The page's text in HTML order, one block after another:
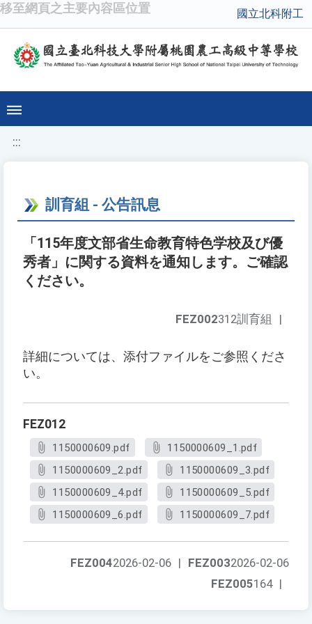
移至網頁之主要內容區位置 國立北科附工
:::
訓育組 - 公告訊息
「115年度文部省生命教育特色学校及び優
秀者」に関する資料を通知します。ご確認
ください。
FEZ002312訓育組 |
詳細については、添付ファイルをご参照くださ
い。
FEZ012
1150000609.pdf
1150000609_1.pdf
1150000609_2.pdf
1150000609_3.pdf
1150000609_4.pdf
1150000609_5.pdf
1150000609_6.pdf
1150000609_7.pdf
FEZ0032026-02-06
FEZ0042026-02-06 |
FEZ005164 |